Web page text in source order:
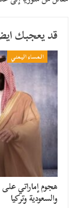
قد يعجبك
المساء اليمني
هجوم إماراتي
والسعودية وتركيا